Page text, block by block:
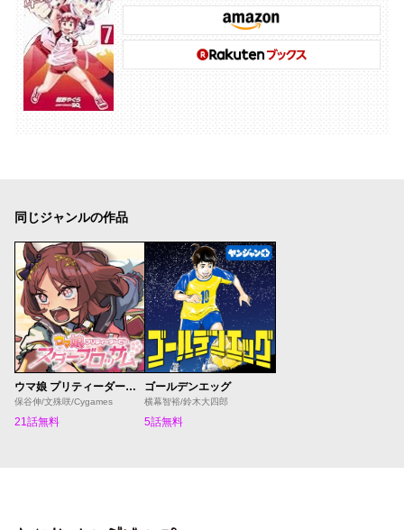
同じジャンルの作品
ウマ娘 プリティーダービー スターブロッサム
保谷伸/文殊咲/Cygames
21話無料
ゴールデンエッグ
横幕智裕/鈴木大四郎
5話無料